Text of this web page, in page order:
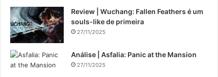
Review | Wuchang: Fallen Feathers é um
souls-like de primeira
27/11/2025
Análise | Asfalia: Panic at the Mansion
27/11/2025